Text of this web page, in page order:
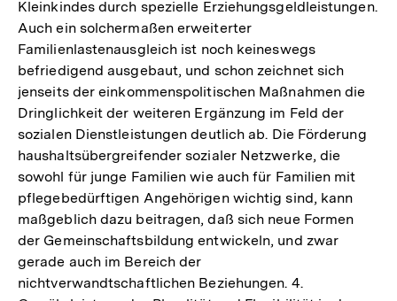
Kleinkindes durch spezielle Erziehungsgeldleistungen.
Auch ein solchermaßen erweiterter
Familienlastenausgleich ist noch keineswegs
befriedigend ausgebaut, und schon zeichnet sich
jenseits der einkommenspolitischen Maßnahmen die
Dringlichkeit der weiteren Ergänzung im Feld der
sozialen Dienstleistungen deutlich ab. Die Förderung
haushaltsübergreifender sozialer Netzwerke, die
sowohl für junge Familien wie auch für Familien mit
pflegebedürftigen Angehörigen wichtig sind, kann
maßgeblich dazu beitragen, daß sich neue Formen
der Gemeinschaftsbildung entwickeln, und zwar
gerade auch im Bereich der
nichtverwandtschaftlichen Beziehungen. 4.